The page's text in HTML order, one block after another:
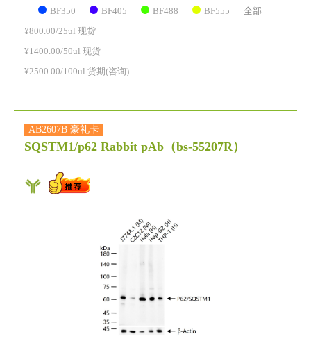
BF350 BF405 BF488 BF555 全部
¥800.00/25ul 现货
¥1400.00/50ul 现货
¥2500.00/100ul 货期(咨询)
AB2607B 豪礼卡
SQSTM1/p62 Rabbit pAb （bs-55207R）